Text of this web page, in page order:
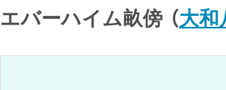
エバーハイム畝傍 （大和